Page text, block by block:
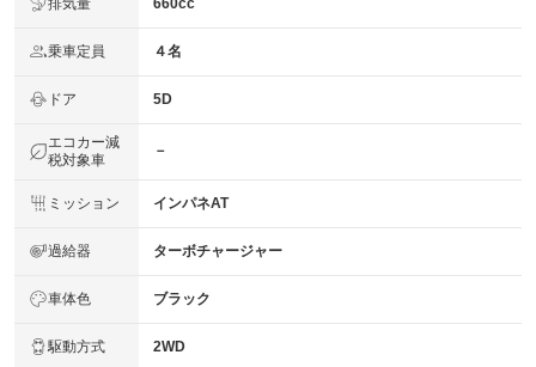
660cc
乗車定員 ４名
ドア 5D
エコカー減
税対象車
－
ミッション インパネAT
過給器 ターボチャージャー
車体色 ブラック
駆動方式 2WD